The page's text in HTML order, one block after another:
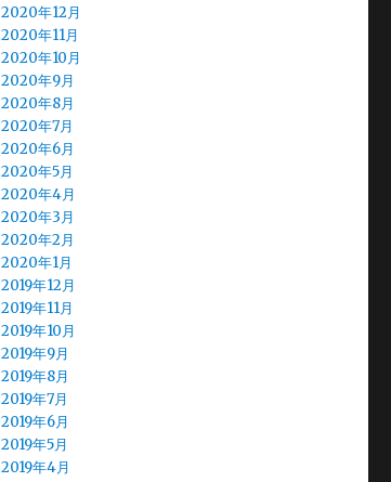
2020年12月
2020年11月
2020年10月
2020年9月
2020年8月
2020年7月
2020年6月
2020年5月
2020年4月
2020年3月
2020年2月
2020年1月
2019年12月
2019年11月
2019年10月
2019年9月
2019年8月
2019年7月
2019年6月
2019年5月
2019年4月